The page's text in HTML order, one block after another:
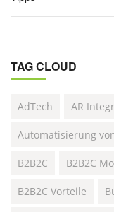
TAG CLOUD
AdTech AR
Automatisierung
B2B2C B2B2C
B2B2C Vorteile